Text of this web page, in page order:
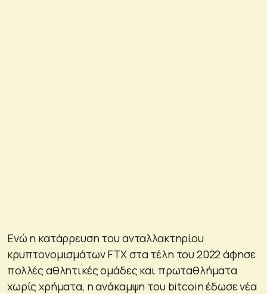
Ενώ η κατάρρευση του ανταλλακτηρίου
κρυπτονομισμάτων FTX στα τέλη του 2022 άφησε
πολλές αθλητικές ομάδες και πρωταθλήματα
χωρίς χρήματα, η ανάκαμψη του bitcoin έδωσε νέα